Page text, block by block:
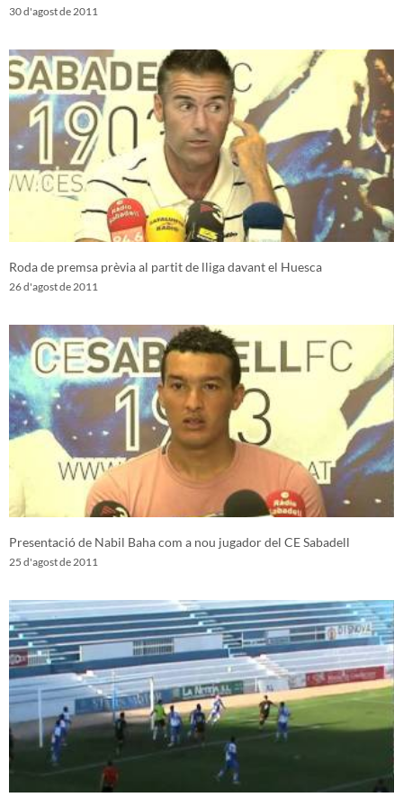
30 d'agost de 2011
Roda de premsa prèvia al partit de lliga davant el Huesca
26 d'agost de 2011
Presentació de Nabil Baha com a nou jugador del CE Sabadell
25 d'agost de 2011